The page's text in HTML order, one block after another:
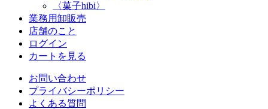
〈菓子hibi〉
業務用卸販売
店舗のこと
ログイン
カートを見る
お問い合わせ
プライバシーポリシー
よくある質問